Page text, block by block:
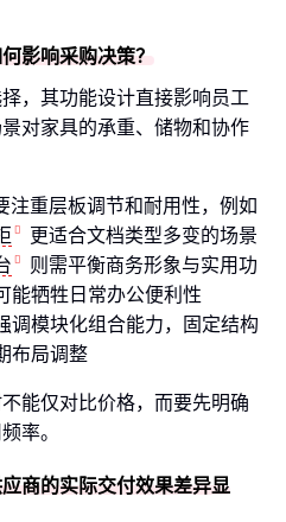
影响采购决策？
，其功能设计直接影响员工
对家具的承重、储物和协作
注重层板调节和耐用性，例如
更适合文档类型多变的场景
则需平衡商务形象与实用功
能牺牲日常办公便利性
调模块化组合能力，固定结构
布局调整
能仅对比价格，而要先明确
率。
商的实际交付效果差异显